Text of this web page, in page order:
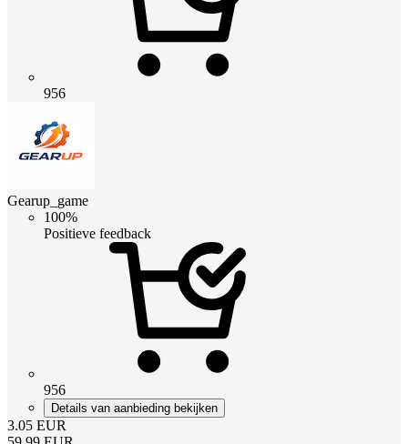
956
Gearup_game
100%
Positieve feedback
956
Details van aanbieding bekijken
3.05 EUR